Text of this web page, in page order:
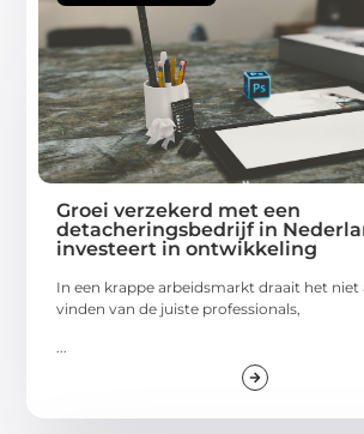
Groei verzekerd met een
detacheringsbedrijf in
investeert in ontwikkeling
In een krappe arbeidsmarkt draait het niet
vinden van de juiste professionals,
...